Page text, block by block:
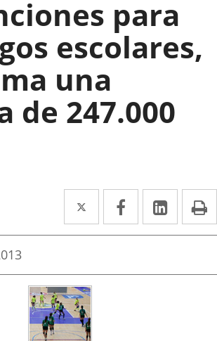
para
escolares,
una
de 247.000
Twitter
Enlace
a
aplicación
externa.
Facebook
Enlace
a
aplicación
Enlace
a